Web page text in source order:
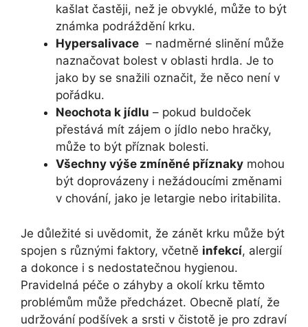
kašlat častěji, než je obvyklé, ‍může to být
známka podráždění krku.
Hypersalivace ​ – nadměrné slinění​ může
naznačovat bolest v oblasti hrdla. ‍Je to
jako by se snažili‌ označit, že ⁣něco není‌ v
pořádku.
Neochota k jídlu – pokud buldoček
přestává mít zájem o⁣ jídlo nebo hračky,
může to být příznak bolesti.
Všechny výše zmíněné​ příznaky mohou⁤
být doprovázeny⁢ i nežádoucími změnami
v chování,⁢ jako je letargie nebo iritabilita.
Je důležité si uvědomit, že zánět krku může být
spojen s různými ⁢faktory, včetně infekcí, alergií​
a dokonce‌ i s ‍nedostatečnou⁢ hygienou.
Pravidelná péče o záhyby a okolí⁣ krku těmto
problémům může předcházet. Obecně platí, že
udržování ⁢podšívek a ​srsti v⁤ čistotě je ‍pro zdraví